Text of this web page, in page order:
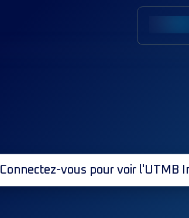
Connectez-vous pour voir l'UTMB